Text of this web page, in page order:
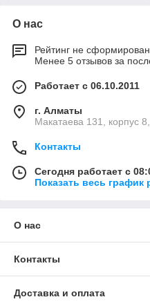
О нас
Рейтинг не сформирован
Менее 5 отзывов за
Работает с 06.10.2011
г. Алматы
Макатаева 131, корпус
Контакты
Сегодня работает с
Показать весь график
О нас
Контакты
Доставка и оплата